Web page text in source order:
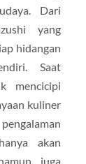
Dari
yang
hidangan
Saat
mencicipi
kuliner
akan
juga